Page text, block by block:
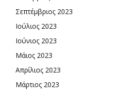
Σεπτέμβριος 2023
Ιούλιος 2023
Ιούνιος 2023
Μάιος 2023
Απρίλιος 2023
Μάρτιος 2023